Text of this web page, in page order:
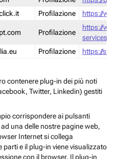
Profilazione https://
Profilazione
https://
services-
Profilazione https://
contenere plug-in dei più noti
Twitter, Linkedin) gestiti
corrispondere ai pulsanti
una delle nostre pagine web,
Internet si collega
parti e il plug-in viene visualizzato
con il browser. Il plug-in